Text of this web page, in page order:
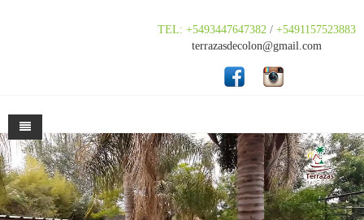
TEL: +5493447647382 / +5491157523883
terrazasdecolon@gmail.com
Inicio
Hostería